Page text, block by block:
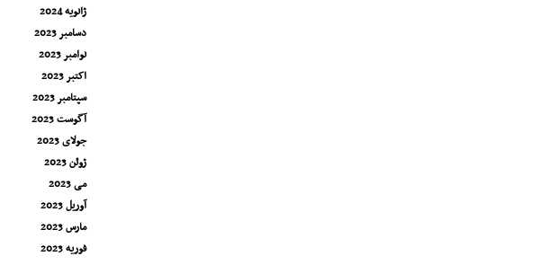
ژانویه 2024
دسامبر 2023
نوامبر 2023
اکتبر 2023
سپتامبر 2023
آگوست 2023
جولای 2023
ژوئن 2023
می 2023
آوریل 2023
مارس 2023
فوریه 2023